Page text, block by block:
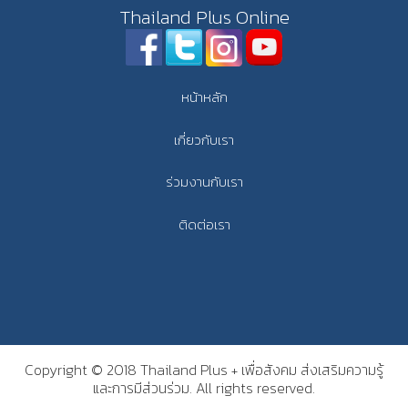
Thailand Plus Online
หน้าหลัก
เกี่ยวกับเรา
ร่วมงานกับเรา
ติดต่อเรา
Copyright © 2018 Thailand Plus + เพื่อสังคม ส่งเสริมความรู้
และการมีส่วนร่วม. All rights reserved.